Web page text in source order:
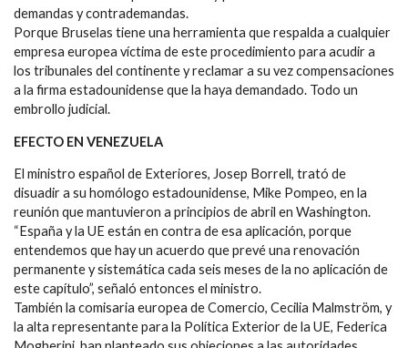
demandas y contrademandas.
Porque Bruselas tiene una herramienta que respalda a cualquier
empresa europea víctima de este procedimiento para acudir a
los tribunales del continente y reclamar a su vez compensaciones
a la firma estadounidense que la haya demandado. Todo un
embrollo judicial.
EFECTO EN VENEZUELA
El ministro español de Exteriores, Josep Borrell, trató de
disuadir a su homólogo estadounidense, Mike Pompeo, en la
reunión que mantuvieron a principios de abril en Washington.
“España y la UE están en contra de esa aplicación, porque
entendemos que hay un acuerdo que prevé una renovación
permanente y sistemática cada seis meses de la no aplicación de
este capítulo”, señaló entonces el ministro.
También la comisaria europea de Comercio, Cecilia Malmström, y
la alta representante para la Política Exterior de la UE, Federica